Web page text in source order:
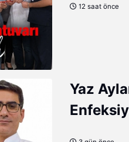
12 saat önce
Yaz